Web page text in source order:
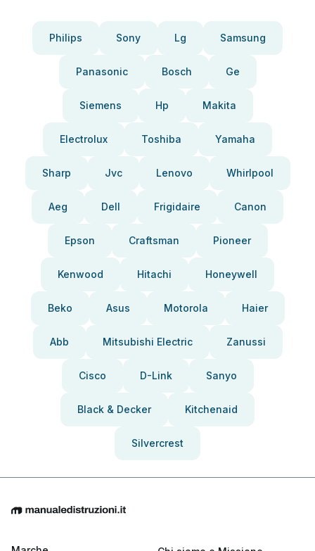
Philips Sony Lg Samsung
Panasonic Bosch Ge
Siemens Hp Makita
Electrolux Toshiba Yamaha
Sharp Jvc Lenovo Whirlpool
Aeg Dell Frigidaire Canon
Epson Craftsman Pioneer
Kenwood Hitachi Honeywell
Beko Asus Motorola Haier
Abb Mitsubishi Electric Zanussi
Cisco D-Link Sanyo
Black & Decker Kitchenaid
Silvercrest